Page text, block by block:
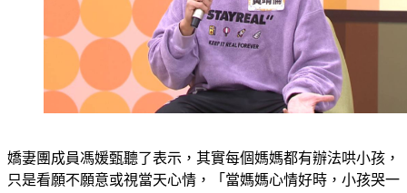
嬌妻團成員馮媛甄聽了表示，其實每個媽媽都有辦法哄小孩，